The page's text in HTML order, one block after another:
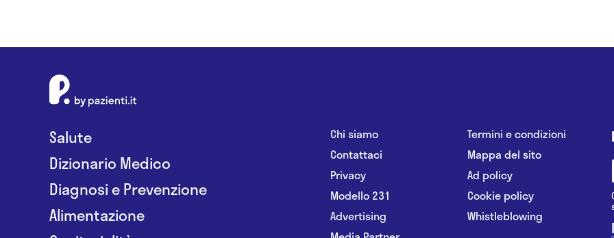
Salute
Dizionario Medico
Diagnosi e Prevenzione
Alimentazione
Chi siamo
Contattaci
Privacy
Modello 231
Advertising
Termini e condizioni
Mappa del sito
Ad policy
Cookie policy
Whistleblowing